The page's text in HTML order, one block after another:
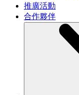
推廣活動
合作夥伴